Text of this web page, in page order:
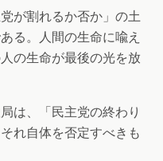
が割れるか否か」の土
る。人間の生命に喩え
の生命が最後の光を放
は、「民主党の終わり
れ自体を否定すべきも